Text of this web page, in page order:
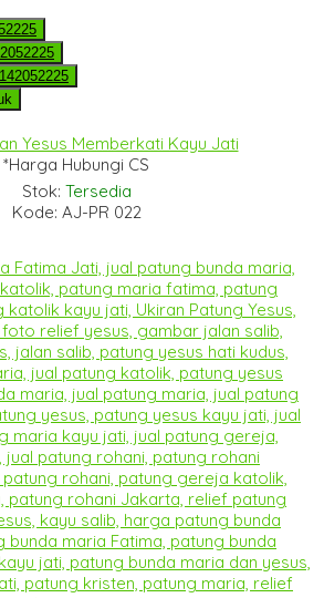
Yesus Memberkati Kayu Jati
*Harga Hubungi CS
Stok: Tersedia
Kode: AJ-PR 022